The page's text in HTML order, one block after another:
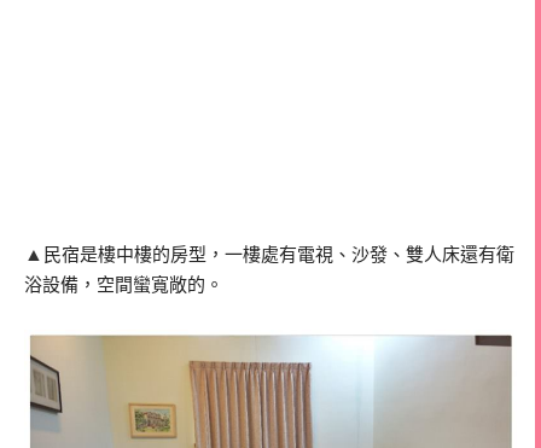
▲ 民宿是樓中樓的房型，一樓處有電視、沙發、雙人床還有衛
浴設備，空間蠻寬敞的。